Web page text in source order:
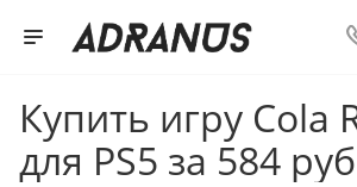
Купить игру Cola
для PS5 за 584